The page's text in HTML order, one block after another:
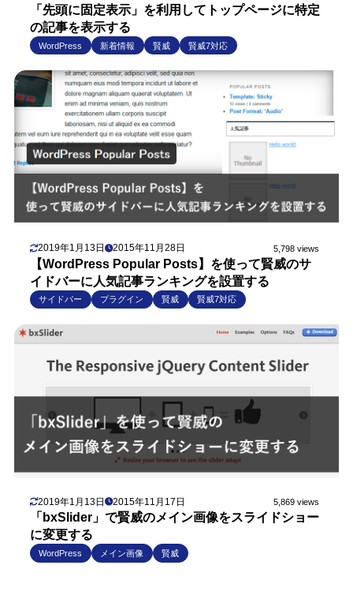
「先頭に固定表示」を利用してトップページに特定
の記事を表示する
WordPress 新着情報 賢威 賢威7対応
2019年1月13日 2015年11月28日 5,798 views
【WordPress Popular Posts】を使って賢威のサ
イドバーに人気記事ランキングを設置する
サイドバー プラグイン 賢威 賢威7対応
2019年1月13日 2015年11月17日 5,869 views
「bxSlider」で賢威のメイン画像をスライドショー
に変更する
WordPress メイン画像 賢威